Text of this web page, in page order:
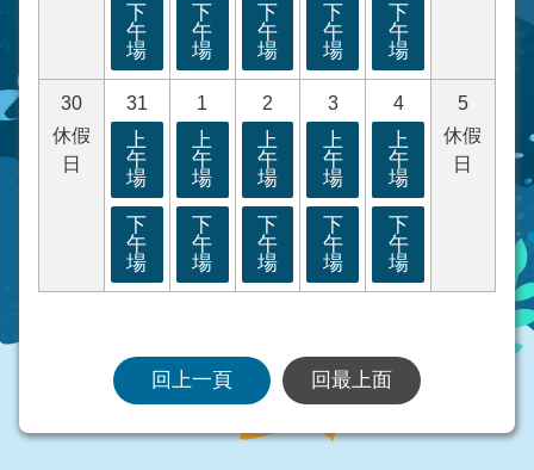
下
午
場
下
午
場
下
午
場
下
午
場
下
午
場
30
休假
日
31
上
午
場
下
午
場
1
上
午
場
下
午
場
2
上
午
場
下
午
場
3
上
午
場
下
午
場
4
上
午
場
下
午
場
5
休假
日
回上一頁 回最上面